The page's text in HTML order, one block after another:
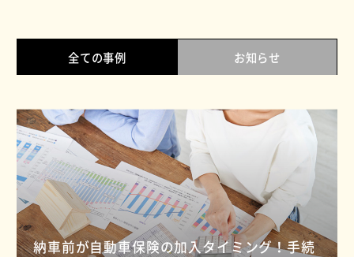
全ての事例 お知らせ
納車前が自動車保険の加入タイミング！手続